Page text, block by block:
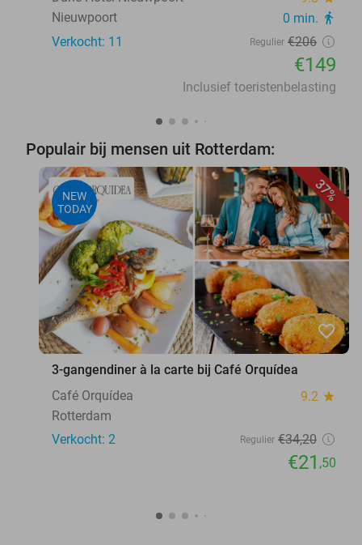
Nieuwpoort 0 min. directions_walk
Verkocht: 11 Regulier €206
€149
Inclusief toeristenbelasting
Populair bij mensen uit Rotterdam:
37%
NEW
TODAY
favorite_border
3-gangendiner à la carte bij Café Orquídea
Café Orquídea
9.2 star
Rotterdam
Verkocht: 2
Regulier €34,20
€21 ,50